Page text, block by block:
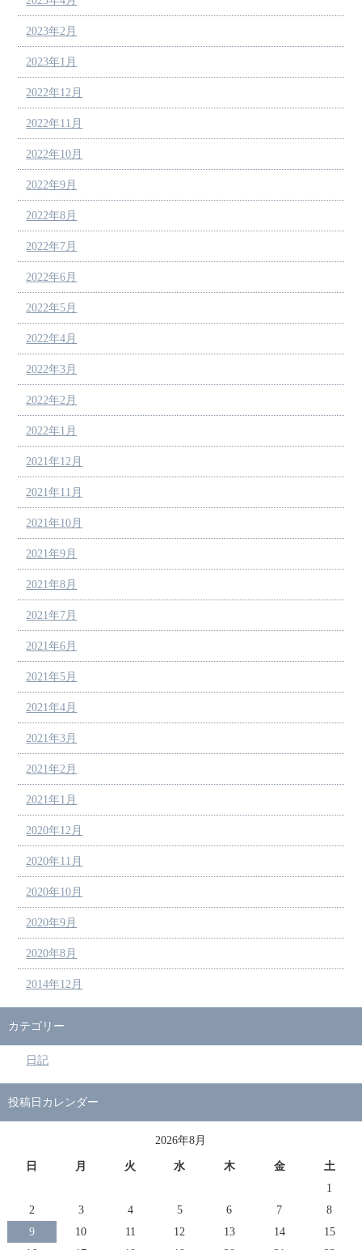
2023年2月
2023年1月
2022年12月
2022年11月
2022年10月
2022年9月
2022年8月
2022年7月
2022年6月
2022年5月
2022年4月
2022年3月
2022年2月
2022年1月
2021年12月
2021年11月
2021年10月
2021年9月
2021年8月
2021年7月
2021年6月
2021年5月
2021年4月
2021年3月
2021年2月
2021年1月
2020年12月
2020年11月
2020年10月
2020年9月
2020年8月
2014年12月
カテゴリー
日記
投稿日カレンダー
2026年8月
日 月 火 水 木 金
土
1
2
3 4 5 6 7
8
9
10 11 12 13 14
15